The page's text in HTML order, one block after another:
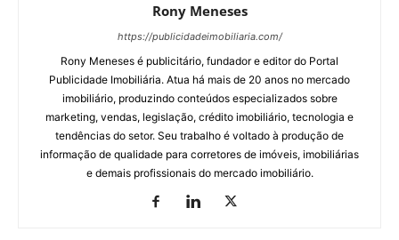
Rony Meneses
https://publicidadeimobiliaria.com/
Rony Meneses é publicitário, fundador e editor do Portal
Publicidade Imobiliária. Atua há mais de 20 anos no mercado
imobiliário, produzindo conteúdos especializados sobre
marketing, vendas, legislação, crédito imobiliário, tecnologia e
tendências do setor. Seu trabalho é voltado à produção de
informação de qualidade para corretores de imóveis, imobiliárias
e demais profissionais do mercado imobiliário.